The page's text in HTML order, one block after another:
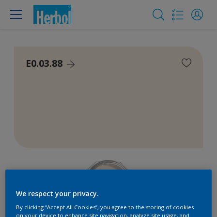
E0.03.88
We respect your privacy.
By clicking “Accept All Cookies”, you agree to the storing of cookies
on your device to enhance site navigation, analyze site usage, and